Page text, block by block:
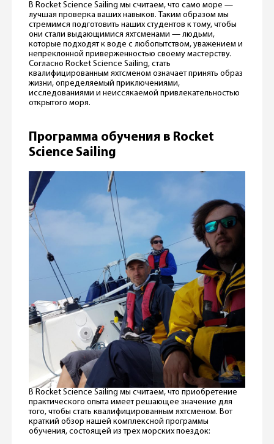
В Rocket Science Sailing мы считаем, что само море —
лучшая проверка ваших навыков. Таким образом мы
стремимся подготовить наших студентов к тому, чтобы
они стали выдающимися яхтсменами — людьми,
которые подходят к воде с любопытством, уважением и
непреклонной приверженностью своему мастерству.
Согласно Rocket Science Sailing, стать
квалифицированным яхтсменом означает принять образ
жизни, определяемый приключениями,
исследованиями и неиссякаемой привлекательностью
открытого моря.
Программа обучения в Rocket
Science Sailing
В Rocket Science Sailing мы считаем, что приобретение
практического опыта имеет решающее значение для
того, чтобы стать квалифицированным яхтсменом. Вот
краткий обзор нашей комплексной программы
обучения, состоящей из трех морских поездок: